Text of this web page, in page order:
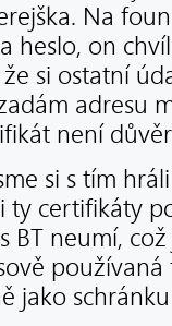
Na
heslo, on
si ostatní
adresu
není
si s tím
ty certifikáty
BT neumí,
jako